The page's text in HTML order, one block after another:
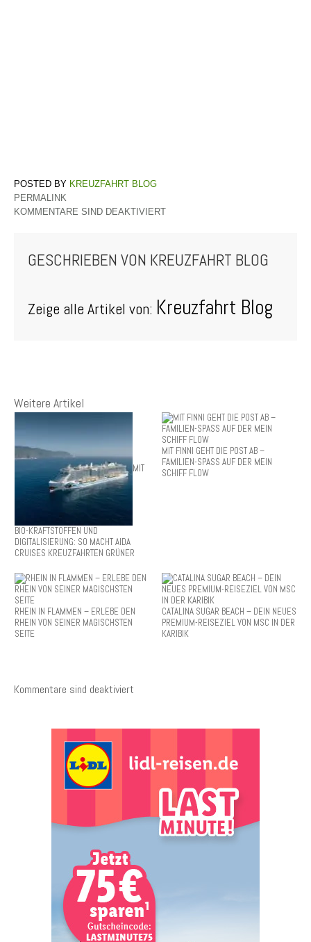
KREUZFAHRT BLOG
PERMALINK
KOMMENTARE SIND DEAKTIVIERT
GESCHRIEBEN VON KREUZFAHRT BLOG
Zeige alle Artikel von: Kreuzfahrt Blog
Weitere Artikel
MIT
BIO-KRAFTSTOFFEN UND
DIGITALISIERUNG: SO MACHT AIDA
CRUISES KREUZFAHRTEN GRÜNER
MIT FINNI GEHT DIE POST AB –
FAMILIEN-SPASS AUF DER MEIN
SCHIFF FLOW
RHEIN IN FLAMMEN – ERLEBE DEN
RHEIN VON SEINER MAGISCHSTEN
SEITE
CATALINA SUGAR BEACH – DEIN NEUES
PREMIUM-REISEZIEL VON MSC IN DER
KARIBIK
Kommentare sind deaktiviert